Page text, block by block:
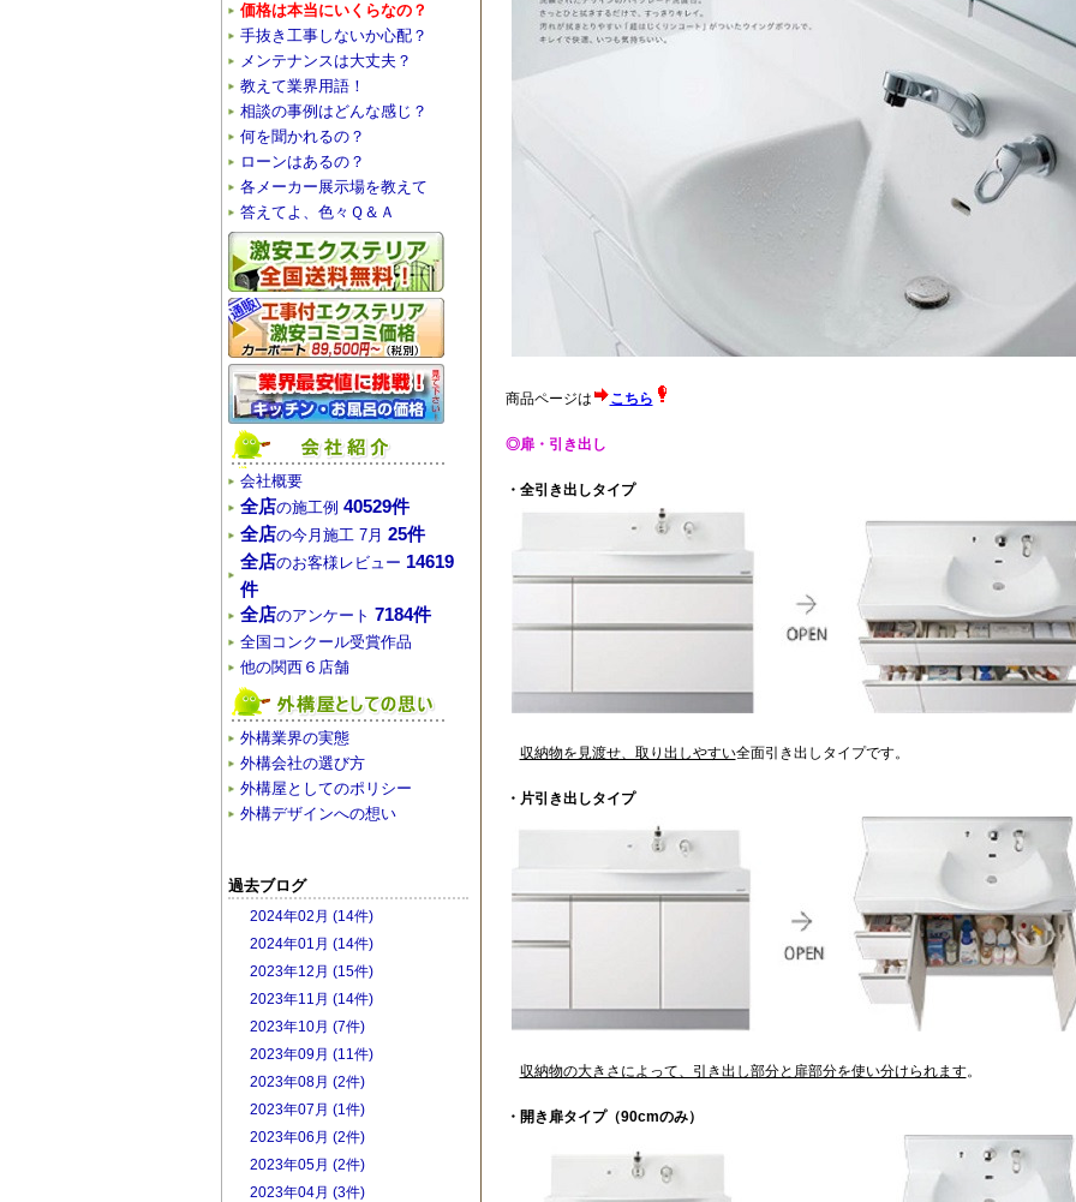
商品ページは こちら
◎扉・引き出し
・全引き出しタイプ
収納物を見渡せ、取り出しやすい全面引き出しタイプです。
・片引き出しタイプ
収納物の大きさによって、引き出し部分と扉部分を使い分けられます。
・開き扉タイプ（90cmのみ）
価格は本当にいくらなの？
手抜き工事しないか心配？
メンテナンスは大丈夫？
教えて業界用語！
相談の事例はどんな感じ？
何を聞かれるの？
ローンはあるの？
各メーカー展示場を教えて
答えてよ、色々Ｑ＆Ａ
会社概要
全店の施工例 40529件
全店の今月施工 7月 25件
全店のお客様レビュー 14619
件
全店のアンケート 7184件
全国コンクール受賞作品
他の関西６店舗
外構業界の実態
外構会社の選び方
外構屋としてのポリシー
外構デザインへの想い
過去ブログ
2024年02月 (14件)
2024年01月 (14件)
2023年12月 (15件)
2023年11月 (14件)
2023年10月 (7件)
2023年09月 (11件)
2023年08月 (2件)
2023年07月 (1件)
2023年06月 (2件)
2023年05月 (2件)
2023年04月 (3件)